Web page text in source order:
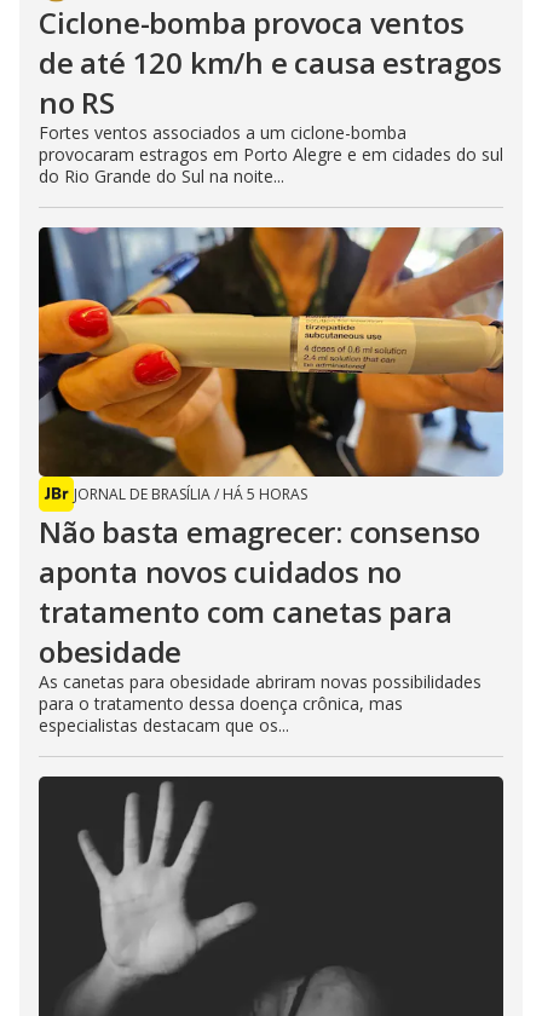
Ciclone-bomba provoca ventos
de até 120 km/h e causa estragos
no RS
Fortes ventos associados a um ciclone-bomba
provocaram estragos em Porto Alegre e em cidades do sul
do Rio Grande do Sul na noite...
JORNAL DE BRASÍLIA/ HÁ 5 HORAS
Não basta emagrecer: consenso
aponta novos cuidados no
tratamento com canetas para
obesidade
As canetas para obesidade abriram novas possibilidades
para o tratamento dessa doença crônica, mas
especialistas destacam que os...